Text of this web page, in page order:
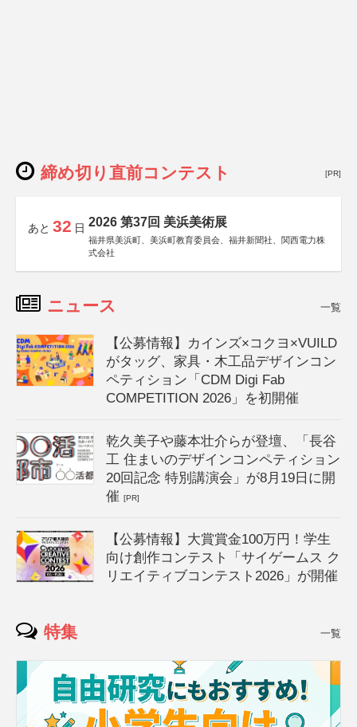
締め切り直前コンテスト [PR]
あと 32 日 2026 第37回 美浜美術展
福井県美浜町、美浜町教育委員会、福井新聞社、関西電力株
式会社
ニュース 一覧
【公募情報】カインズ×コクヨ×VUILD
がタッグ、家具・木工品デザインコン
ペティション「CDM Digi Fab
COMPETITION 2026」を初開催
乾久美子や藤本壮介らが登壇、「長谷
工 住まいのデザインコンペティション
20回記念 特別講演会」が8月19日に開
催[PR]
【公募情報】大賞賞金100万円！学生
向け創作コンテスト「サイゲームス ク
リエイティブコンテスト2026」が開催
特集 一覧